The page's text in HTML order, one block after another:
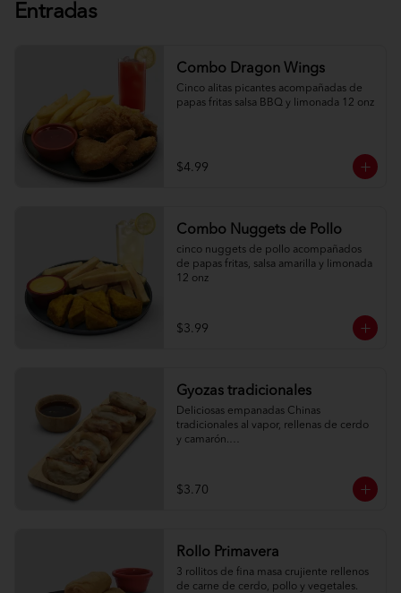
Entradas
Combo Dragon Wings
Cinco alitas picantes acompañadas de
papas fritas salsa BBQ y limonada 12 onz
$4.99
Combo Nuggets de Pollo
cinco nuggets de pollo acompañados
de papas fritas, salsa amarilla y limonada
12 onz
$3.99
Gyozas tradicionales
Deliciosas empanadas Chinas
tradicionales al vapor, rellenas de cerdo
y camarón.
$3.70
Rollo Primavera
3 rollitos de fina masa crujiente rellenos
de carne de cerdo, pollo y vegetales.